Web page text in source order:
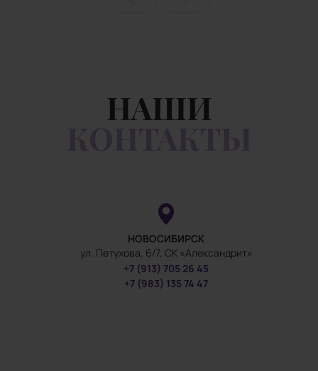
НАШИ
НОВОСИБИРСК
ул. Петухова, 6/7, СК «Александрит»
+7 (913) 705 26 45
+7 (983) 135 74 47